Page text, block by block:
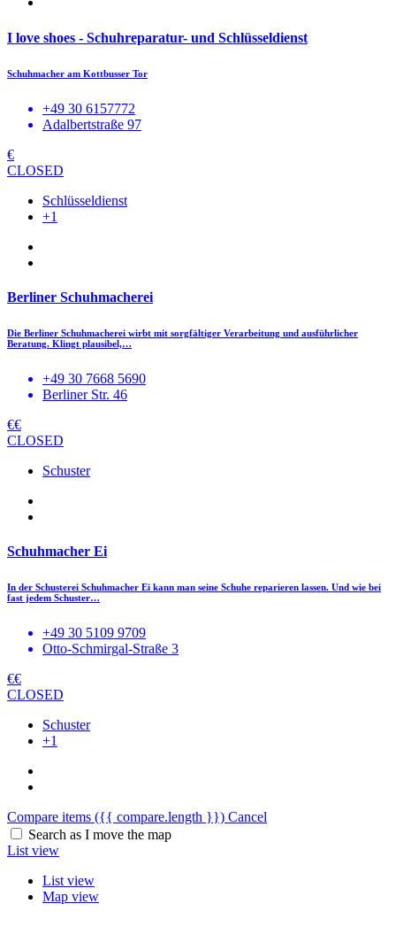
I love shoes - Schuhreparatur- und Schlüsseldienst
Schuhmacher am Kottbusser Tor
+49 30 6157772
Adalbertstraße 97
€
CLOSED
Schlüsseldienst
+1
Berliner Schuhmacherei
Die Berliner Schuhmacherei wirbt mit sorgfältiger Verarbeitung und ausführlicher
Beratung. Klingt plausibel,…
+49 30 7668 5690
Berliner Str. 46
€€
CLOSED
Schuster
Schuhmacher Ei
In der Schusterei Schuhmacher Ei kann man seine Schuhe reparieren lassen. Und wie bei
fast jedem Schuster…
+49 30 5109 9709
Otto-Schmirgal-Straße 3
€€
CLOSED
Schuster
+1
Compare items ({{ compare.length }}) Cancel
Search as I move the map
List view
List view
Map view